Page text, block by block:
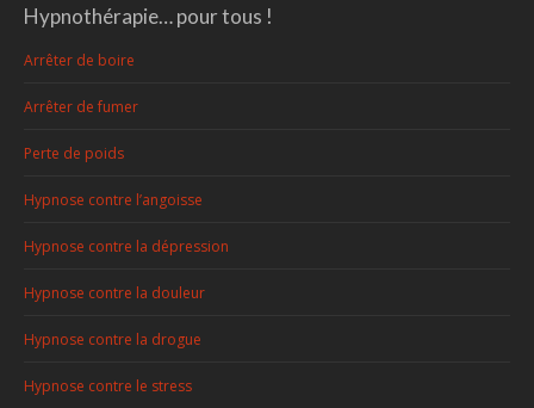
Hypnothérapie… pour tous !
Arrêter de boire
Arrêter de fumer
Perte de poids
Hypnose contre l’angoisse
Hypnose contre la dépression
Hypnose contre la douleur
Hypnose contre la drogue
Hypnose contre le stress